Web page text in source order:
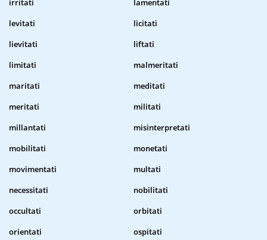
irritati
lamentati
levitati
licitati
lievitati
liftati
limitati
malmeritati
maritati
meditati
meritati
militati
millantati
misinterpretati
mobilitati
monetati
movimentati
multati
necessitati
nobilitati
occultati
orbitati
orientati
ospitati